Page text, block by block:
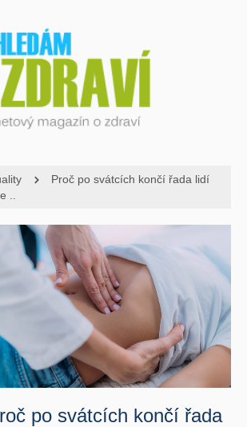
Proč po svátcích končí řada lidí
..
po svátcích končí řada